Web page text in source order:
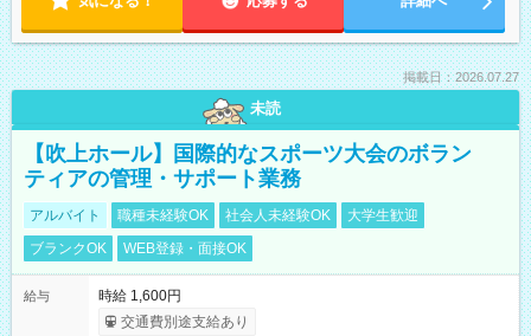
掲載日：2026.07.27
未読
【吹上ホール】国際的なスポーツ大会のボラン
ティアの管理・サポート業務
アルバイト 職種未経験OK 社会人未経験OK
大学生歓迎
ブランクOK
WEB登録・面接OK
給与
時給 1,600円
交通費別途支給あり